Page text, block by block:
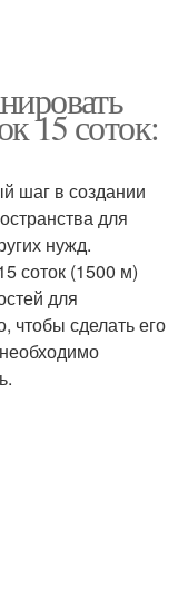
15 соток:
шаг в создании
для
нужд.
соток (1500 м)
для
чтобы сделать его